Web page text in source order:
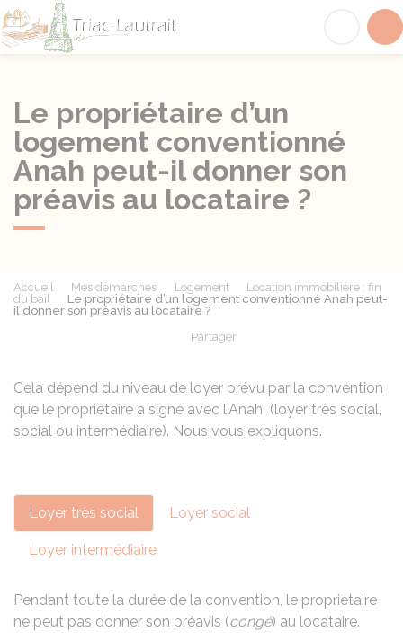
Le propriétaire d’un
logement conventionné
Anah peut-il donner son
préavis au locataire ?
Accueil Mes démarches Logement
Location immobilière : fin
du bail
Le propriétaire d’un logement conventionné Anah peut-
il donner son préavis au locataire ?
Partager
Cela dépend du niveau de loyer prévu par la convention
que le propriétaire a signé avec l'Anah (loyer très social,
social ou intermédiaire). Nous vous expliquons.
Loyer très social Loyer social
Loyer intermédiaire
Pendant toute la durée de la convention, le propriétaire
ne peut pas donner son préavis (congé) au locataire.